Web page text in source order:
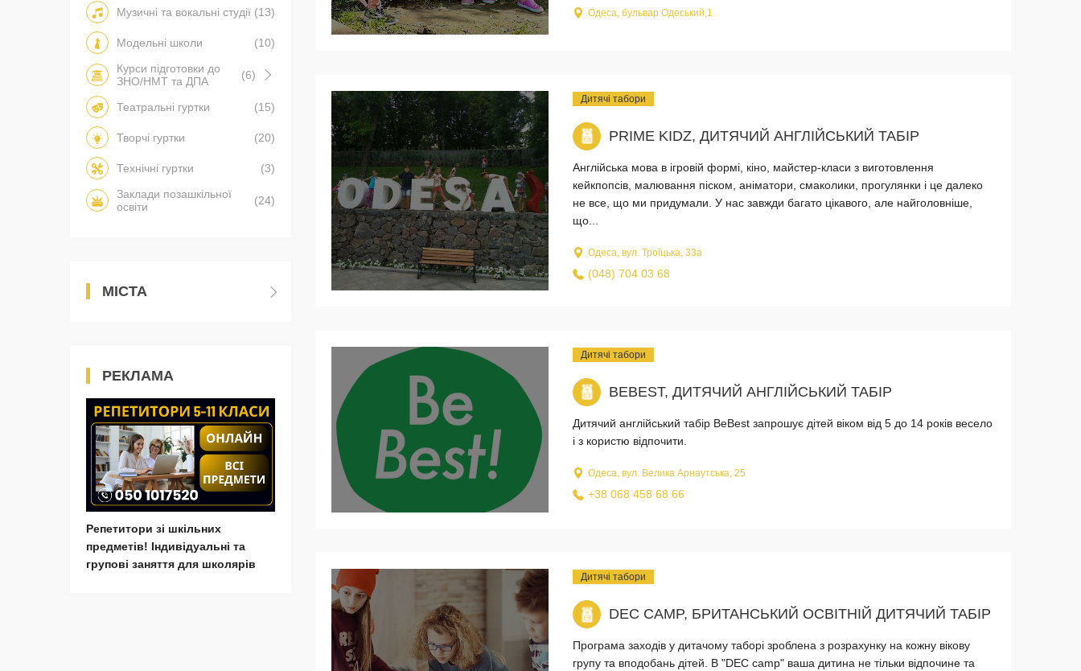
Одеса, бульвар Одеський,1
Дитячі табори
PRIME KIDZ, ДИТЯЧИЙ АНГЛІЙСЬКИЙ ТАБІР
Англійська мова в ігровій формі, кіно, майстер-класи з виготовлення
кейкпопсів, малювання піском, аніматори, смаколики, прогулянки і це далеко
не все, що ми придумали. У нас завжди багато цікавого, але найголовніше,
що...
Одеса, вул. Троїцька, 33а
(048) 704 03 68
Дитячі табори
BEBEST, ДИТЯЧИЙ АНГЛІЙСЬКИЙ ТАБIР
Дитячий англійський табiр BeBest запрошує дітей віком від 5 до 14 років весело
і з користю відпочити.
Одеса, вул. Велика Арнаутська, 25
+38 068 458 68 66
Дитячі табори
DEC CAMP, БРИТАНСЬКИЙ ОСВІТНІЙ ДИТЯЧИЙ ТАБІР
Програма заходів у дитачому таборі зроблена з розрахунку на кожну вікову
групу та вподобань дітей. В "DEC camp" ваша дитина не тільки відпочине та
Музичні та вокальні студії (13)
Модельні школи
(10)
Курси підготовки до
ЗНО/НМТ та ДПА
(6)
Театральні гуртки (15)
Творчі гуртки (20)
Технічні гуртки
(3)
Заклади позашкільної
освіти
(24)
МІСТА
РЕКЛАМА
Репетитори зі шкільних
предметів! Індивідуальні та
групові заняття для школярів